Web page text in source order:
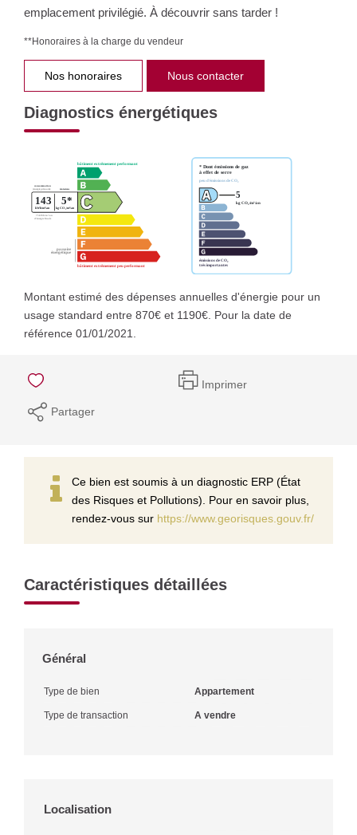
emplacement privilégié. À découvrir sans tarder !
**Honoraires à la charge du vendeur
Nos honoraires Nous contacter
Diagnostics énergétiques
Montant estimé des dépenses annuelles d'énergie pour un
usage standard entre 870€ et 1190€. Pour la date de
référence 01/01/2021.
Imprimer
Partager
Ce bien est soumis à un diagnostic ERP (État
des Risques et Pollutions). Pour en savoir plus,
rendez-vous sur https://www.georisques.gouv.fr/
Caractéristiques détaillées
Général
Type de bien Appartement
Type de transaction A vendre
Localisation